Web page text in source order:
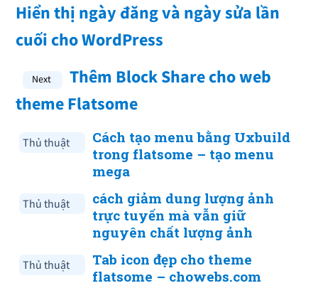
Hiển thị ngày đăng và ngày sửa lần
cuối cho WordPress
Thêm Block Share cho web
theme Flatsome
Thủ thuật
Cách tạo menu bằng Uxbuild
trong flatsome – tạo menu
mega
Thủ thuật
cách giảm dung lượng ảnh
trực tuyến mà vẫn giữ
nguyên chất lượng ảnh
Thủ thuật
Tab icon đẹp cho theme
flatsome – chowebs.com